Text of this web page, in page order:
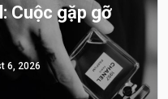
Cuộc gặp gỡ
6, 2026